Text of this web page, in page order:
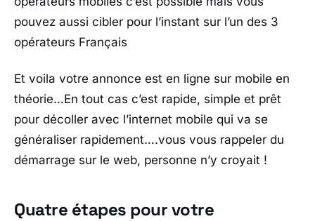
pouvez aussi cibler pour l’instant sur l’un des 3
opérateurs Français
Et voila votre annonce est en ligne sur mobile en
théorie…En tout cas c’est rapide, simple et prêt
pour décoller avec l’internet mobile qui va se
généraliser rapidement….vous vous rappeler du
démarrage sur le web, personne n’y croyait !
Quatre étapes pour votre